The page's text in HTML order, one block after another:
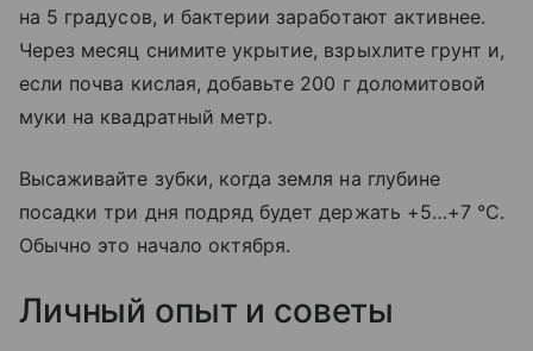
на 5 градусов, и бактерии заработают активнее.
Через месяц снимите укрытие, взрыхлите грунт и,
если почва кислая, добавьте 200 г доломитовой
муки на квадратный метр.
Высаживайте зубки, когда земля на глубине
посадки три дня подряд будет держать +5…+7 °C.
Обычно это начало октября.
Личный опыт и советы